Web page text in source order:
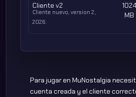
Cliente v2
Cliente nuevo, version 2,
2026.
1024
MB
Para jugar en MuNostalgia
cuenta creada y el cliente